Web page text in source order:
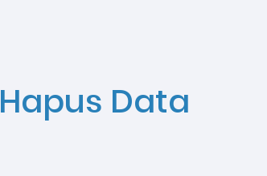
Hapus Data